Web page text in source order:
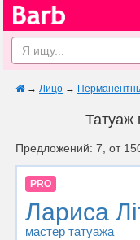
→ Лицо →
Татуаж
Предложений: 7, от
PRO
Лариса
мастер татуажа